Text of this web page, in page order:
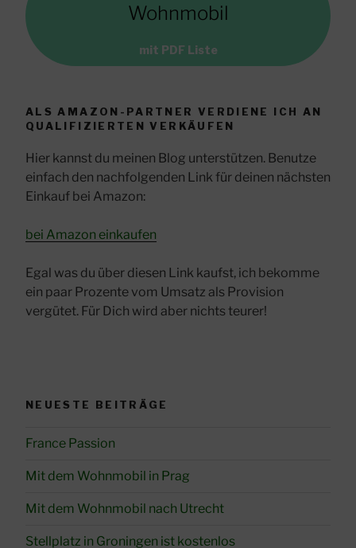
Wohnmobil
mit PDF Liste
ALS AMAZON-PARTNER VERDIENE ICH AN
QUALIFIZIERTEN VERKÄUFEN
Hier kannst du meinen Blog unterstützen. Benutze
einfach den nachfolgenden Link für deinen nächsten
Einkauf bei Amazon:
bei Amazon einkaufen
Egal was du über diesen Link kaufst, ich bekomme
ein paar Prozente vom Umsatz als Provision
vergütet. Für Dich wird aber nichts teurer!
NEUESTE BEITRÄGE
France Passion
Mit dem Wohnmobil in Prag
Mit dem Wohnmobil nach Utrecht
Stellplatz in Groningen ist kostenlos